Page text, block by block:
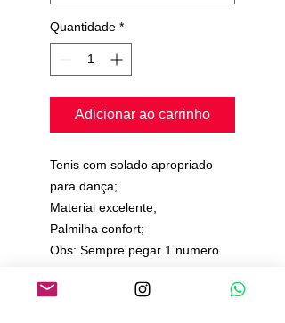
Quantidade *
Adicionar ao carrinho
Tenis com solado apropriado
para dança;
Material excelente;
Palmilha confort;
Obs: Sempre pegar 1 numero
Prazo de 20 a 25 dias para